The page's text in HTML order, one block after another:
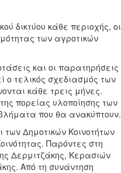
δικτύου κάθε περιοχής, οι
των αγροτικών
και οι παρατηρήσεις
ο τελικός σχεδιασμός των
κάθε τρεις μήνες.
πορείας υλοποίησης των
που θα ανακύπτουν.
Δημοτικών Κοινοτήτων
Παρόντες στη
Δερμιτζάκης, Κερασιών
Από τη συνάντηση